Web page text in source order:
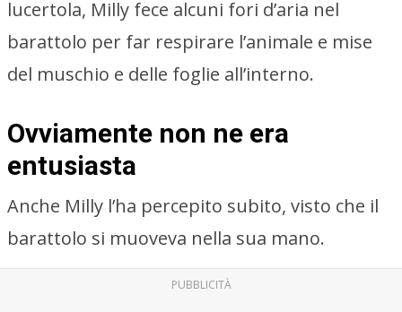
lucertola, Milly fece alcuni fori d’aria nel
barattolo per far respirare l’animale e mise
del muschio e delle foglie all’interno.
Ovviamente non ne era
entusiasta
Anche Milly l’ha percepito subito, visto che il
barattolo si muoveva nella sua mano.
PUBBLICITÀ